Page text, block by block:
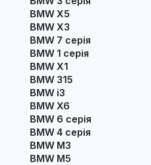
BMW X5
BMW X3
BMW 7 серія
BMW 1 серія
BMW X1
BMW 315
BMW i3
BMW X6
BMW 6 серія
BMW 4 серія
BMW M3
BMW M5